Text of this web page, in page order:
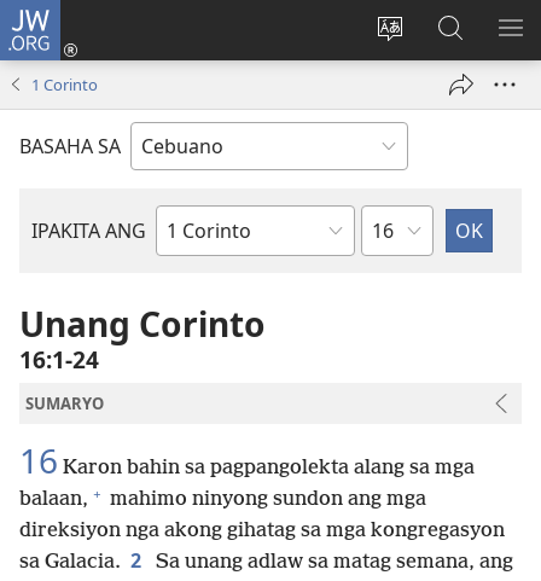
JW.ORG
Ilisi
pinulongan
sa
site
Log
ug
window)
Pangitaa
sa
JW.ORG
1 Corinto
BASAHA SA
IPAKITA ANG
Basahon
Bibliya
Kapitulo
Unang Corinto
16:1-24
SUMARYO
16 Karon bahin sa pagpangolekta alang sa mga
balaan, + mahimo ninyong sundon ang mga
direksiyon nga akong gihatag sa mga kongregasyon
sa Galacia. 2
Sa unang adlaw sa matag semana, ang